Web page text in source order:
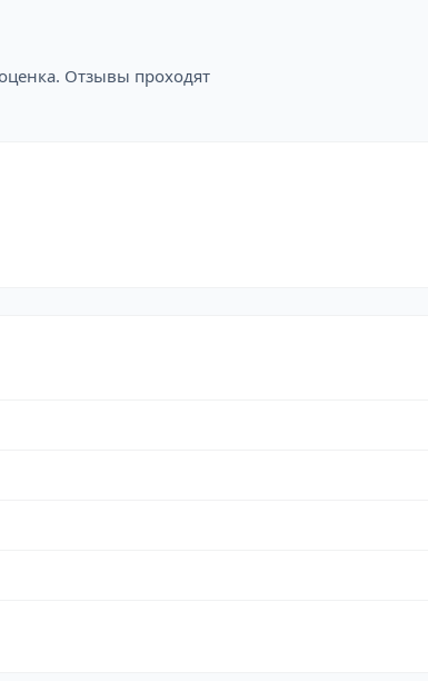
Отзывы проходят